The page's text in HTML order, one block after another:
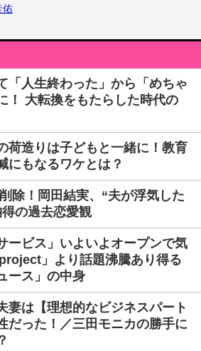
佑
「人生終わった」から「めちゃ
！ 大転換をもたらした時代の
荷造りは子どもと一緒に！教育
にもなるワケとは？
除！岡田結実、“夫が浮気した
の過去恋愛観
ービス」いよいよオープンで気
」より話題沸騰あり得る
ース」の中身
妻は【理想的なビジネスパート
だった！／三田モニカの勝手に